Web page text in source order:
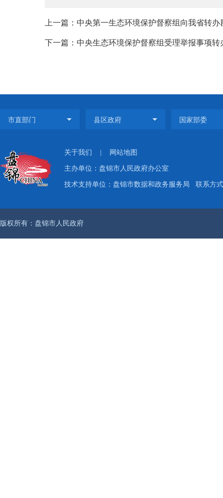
上一篇：中央第一生态环境保护督察组向我省转
下一篇：中央生态环境保护督察组受理举报事项
关于我们 网站地图
主办单位：盘锦市人民政府办公室
技术支持单位：盘锦市数据和政务服务局 联系方
版权所有：盘锦市人民政府